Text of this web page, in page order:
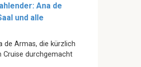
Ana de
und alle
de Armas, die kürzlich
Cruise durchgemacht